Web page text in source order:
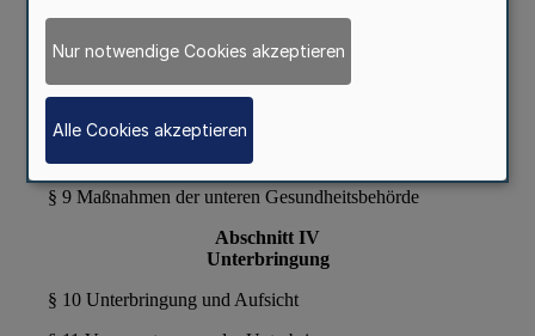
Nur notwendige Cookies akzeptieren
Alle Cookies akzeptieren